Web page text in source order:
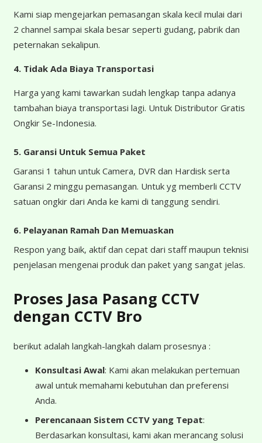
Kami siap mengejarkan pemasangan skala kecil mulai dari
2 channel sampai skala besar seperti gudang, pabrik dan
peternakan sekalipun.
4. Tidak Ada Biaya Transportasi
Harga yang kami tawarkan sudah lengkap tanpa adanya
tambahan biaya transportasi lagi. Untuk Distributor Gratis
Ongkir Se-Indonesia.
5. Garansi Untuk Semua Paket
Garansi 1 tahun untuk Camera, DVR dan Hardisk serta
Garansi 2 minggu pemasangan. Untuk yg memberli CCTV
satuan ongkir dari Anda ke kami di tanggung sendiri.
6. Pelayanan Ramah Dan Memuaskan
Respon yang baik, aktif dan cepat dari staff maupun teknisi
penjelasan mengenai produk dan paket yang sangat jelas.
Proses Jasa Pasang CCTV
dengan CCTV Bro
berikut adalah langkah-langkah dalam prosesnya :
Konsultasi Awal: Kami akan melakukan pertemuan
awal untuk memahami kebutuhan dan preferensi
Anda.
Perencanaan Sistem CCTV yang Tepat:
Berdasarkan konsultasi, kami akan merancang solusi